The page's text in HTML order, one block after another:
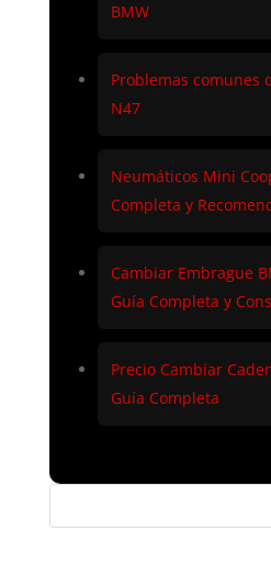
BMW
Problemas comunes
N47
Neumáticos Mini
Completa y
Cambiar Embrague
Guía Completa y
Precio Cambiar
Guía Completa